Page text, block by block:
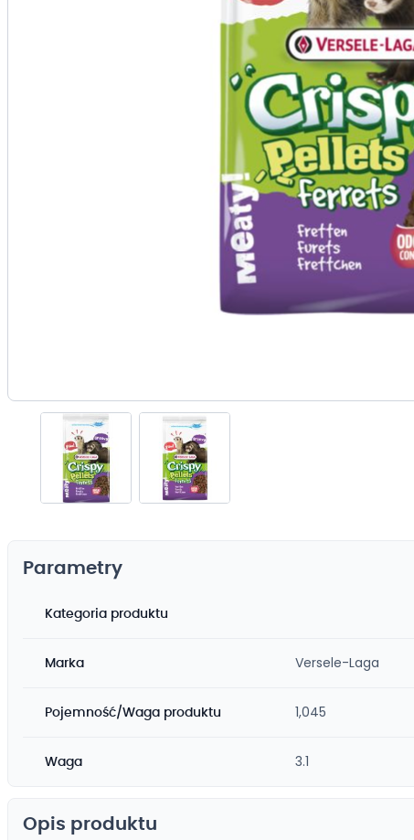
początek
Parametry
Kategoria produktu
Marka Versele-Laga
Pojemność/Waga produktu 1,045
Waga 3.1
Opis produktu